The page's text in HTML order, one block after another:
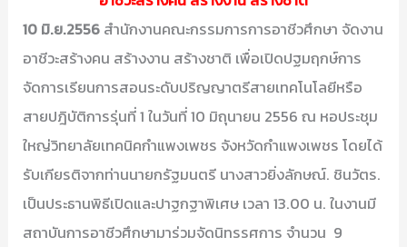
10 มิ.ย.2556 สำนักงานคณะกรรมการการอาชีวศึกษา จัดงาน
อาชีวะสร้างคน สร้างงาน สร้างชาติ เพื่อเปิดปฐมฤกษ์การ
จัดการเรียนการสอนระดับปริญญาตรีสายเทคโนโลยีหรือ
สายปฎิบัติการรุ่นที่ 1 ในวันที่ 10 มิถุนายน 2556 ณ หอประชุม
ใหญ่วิทยาลัยเทคนิคกำแพงเพชร จังหวัดกำแพงเพชร โดยได้
รับเกียรติจากท่านนายกรัฐมนตรี นางสาวยิ่งลักษณ์. ชินวัตร.
เป็นประธานพิธีเปิดและปาฐกฐาพิเศษ เวลา 13.00 น. ในงานมี
สถาบันการอาชีวศึกษามาร่วมจัดนิทรรศการ จำนวน 9